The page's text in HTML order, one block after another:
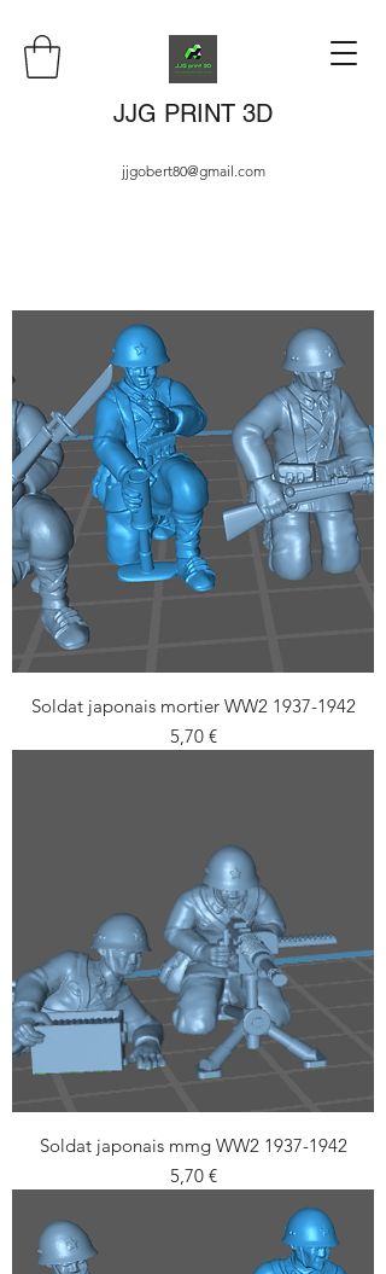
JJG PRINT 3D
jjgobert80@gmail.com
Soldat japonais mortier WW2 1937-1942
Prix
5,70 €
Soldat japonais mmg WW2 1937-1942
Prix
5,70 €